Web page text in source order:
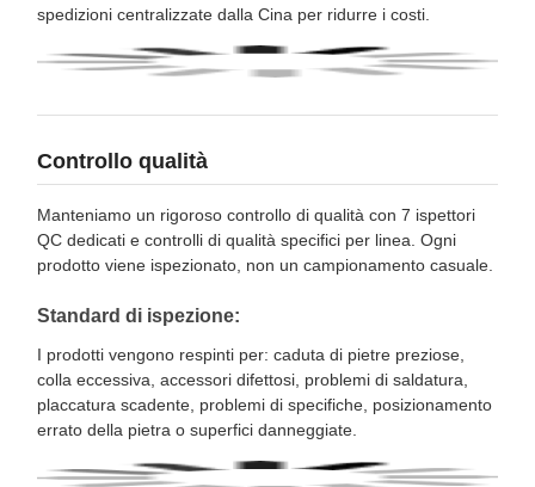
spedizioni centralizzate dalla Cina per ridurre i costi.
Controllo qualità
Manteniamo un rigoroso controllo di qualità con 7 ispettori
QC dedicati e controlli di qualità specifici per linea. Ogni
prodotto viene ispezionato, non un campionamento casuale.
Standard di ispezione:
I prodotti vengono respinti per: caduta di pietre preziose,
colla eccessiva, accessori difettosi, problemi di saldatura,
placcatura scadente, problemi di specifiche, posizionamento
errato della pietra o superfici danneggiate.